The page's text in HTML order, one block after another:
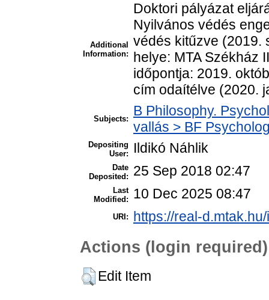
Additional
Information:
Doktori pályázat
Nyilvános védés
védés kitűzve (2019.
helye: MTA Székház
időpontja: 2019.
cím odaítélve (2020.
Subjects:
B Philosophy.
vallás > BF
Depositing
User:
Ildikó Náhlik
Date
Deposited:
25 Sep 2018 02:47
Last
Modified:
10 Dec 2025 08:47
URI: https://real-
Actions (login required)
Edit Item